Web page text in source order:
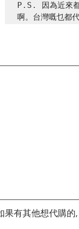
P.S. 因為近來都
果有其他想代購的